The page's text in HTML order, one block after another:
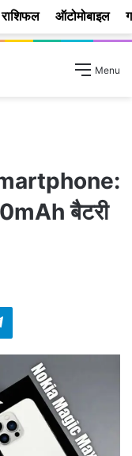
Menu
बैटरी
Telegram
ऑटोमोबाइल